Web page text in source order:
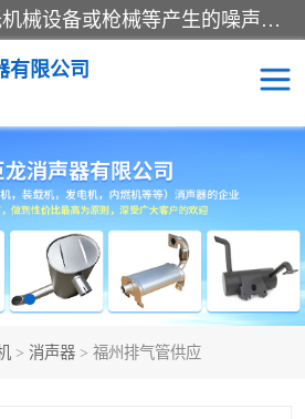
消音器主要用于降低机械设备或枪械等产生的噪声。它通过阻尼或增加排气面积来降低排气速度和功率，从而降低噪声。常见的消音器类型包括阻性消声器、抗性消声器、共振消声器以及阻抗复合式消声器等。这些消音器各有特点，适用于不同频率的噪声消除。
有限公司
> 消声器 > 福州排气管供应